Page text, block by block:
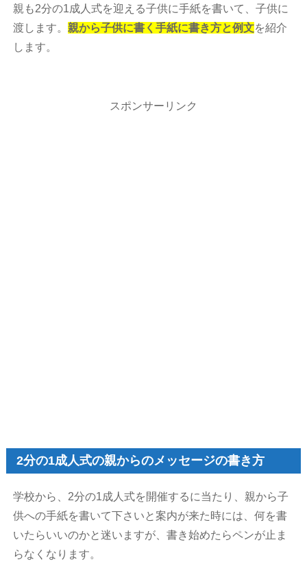
親も2分の1成人式を迎える子供に手紙を書いて、子供に
渡します。 親から子供に書く手紙に書き方と例文を紹介
します。
スポンサーリンク
2分の1成人式の親からのメッセージの書き方
学校から、2分の1成人式を開催するに当たり、親から子
供への手紙を書いて下さいと案内が来た時には、何を書
いたらいいのかと迷いますが、書き始めたらペンが止ま
らなくなります。